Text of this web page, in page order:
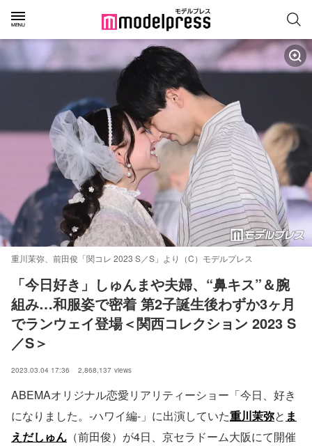
重川茉弥、前田俊「関コレ 2023 S／S」より（C）モデルプレス
「今日好き」しゅんまや夫婦、“鼻キス”＆腕
組み…和服姿で密着 第2子誕生後わずか3ヶ月
でランウェイ登場＜関西コレクション 2023 S
／S＞
2023.03.04 17:36 2,868,137 views
ABEMAオリジナル恋愛リアリティーショー「今日、好き
になりました。-ハワイ編-」に出演していた重川茉弥と ま
えだしゅん （前田俊）が4日、京セラドーム大阪にて開催